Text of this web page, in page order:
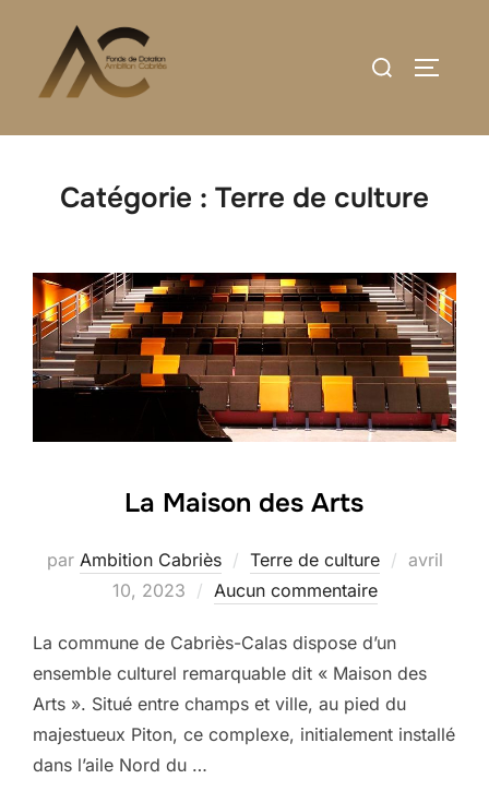
contenu
Rechercher :
Catégorie : Terre de culture
La Maison des Arts
par Ambition Cabriès Terre de culture
Publié
avril
10, 2023
Aucun commentaire
La commune de Cabriès-Calas dispose d’un
ensemble culturel remarquable dit « Maison des
Arts ». Situé entre champs et ville, au pied du
majestueux Piton, ce complexe, initialement installé
dans l’aile Nord du …